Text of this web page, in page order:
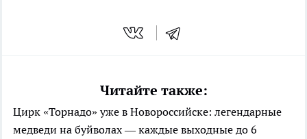
Читайте также:
Цирк «Торнадо» уже в Новороссийске: легендарные
медведи на буйволах — каждые выходные до 6